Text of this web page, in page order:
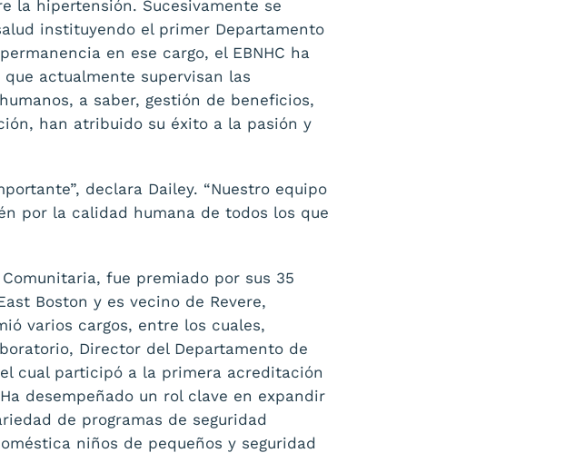
la hipertensión. Sucesivamente se
instituyendo el primer Departamento
en ese cargo, el EBNHC ha
actualmente supervisan las
a saber, gestión de beneficios,
han atribuido su éxito a la pasión y
declara Dailey. “Nuestro equipo
por la calidad humana de todos los que
fue premiado por sus 35
Boston y es vecino de Revere,
varios cargos, entre los cuales,
Director del Departamento de
cual participó a la primera acreditación
desempeñado un rol clave en expandir
de programas de seguridad
niños de pequeños y seguridad